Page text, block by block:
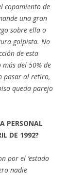
copamiento de
una gran
sobre ella o
golpista. No
de esta
del 50% de
pasar al retiro,
queda parejo
PERSONAL
DE 1992?
por el ‘estado
nadie